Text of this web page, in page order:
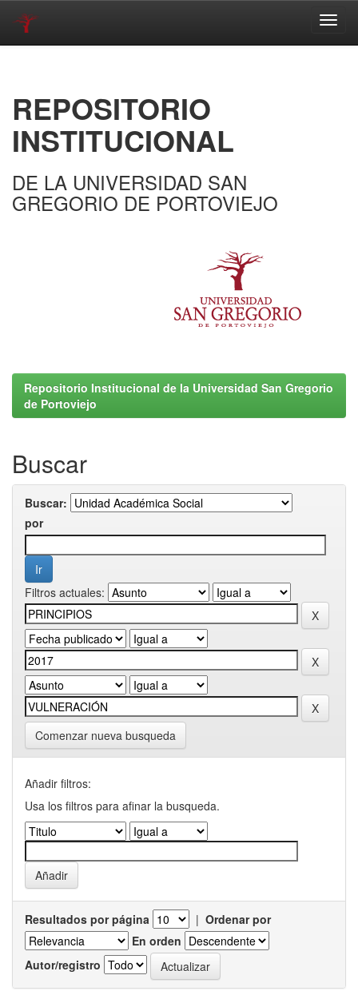
REPOSITORIO
INSTITUCIONAL
DE LA UNIVERSIDAD SAN
GREGORIO DE PORTOVIEJO
Repositorio Institucional de la Universidad San Gregorio
de Portoviejo
Buscar
Buscar:
por
Filtros actuales:
Comenzar nueva busqueda
Añadir filtros:
Usa los filtros para afinar la busqueda.
Resultados por página | Ordenar por
En orden
Autor/registro